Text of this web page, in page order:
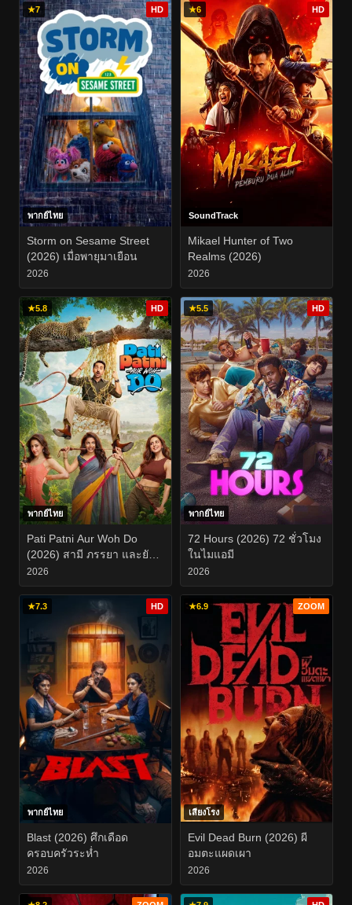
★7 HD
พากย์ไทย
Storm on Sesame Street
(2026) เมื่อพายุมาเยือน
2026
★6 HD
SoundTrack
Mikael Hunter of Two
Realms (2026)
2026
★5.8 HD
พากย์ไทย
Pati Patni Aur Woh Do
(2026) สามี ภรรยา และยัย
สองสาวตัวป่วน
2026
★5.5 HD
พากย์ไทย
72 Hours (2026) 72 ชั่วโมง
ในไมแอมี
2026
★7.3 HD
พากย์ไทย
Blast (2026) ศึกเดือด
ครอบครัวระห่ำ
2026
★6.9 ZOOM
เสียงโรง
Evil Dead Burn (2026) ผี
อมตะแผดเผา
2026